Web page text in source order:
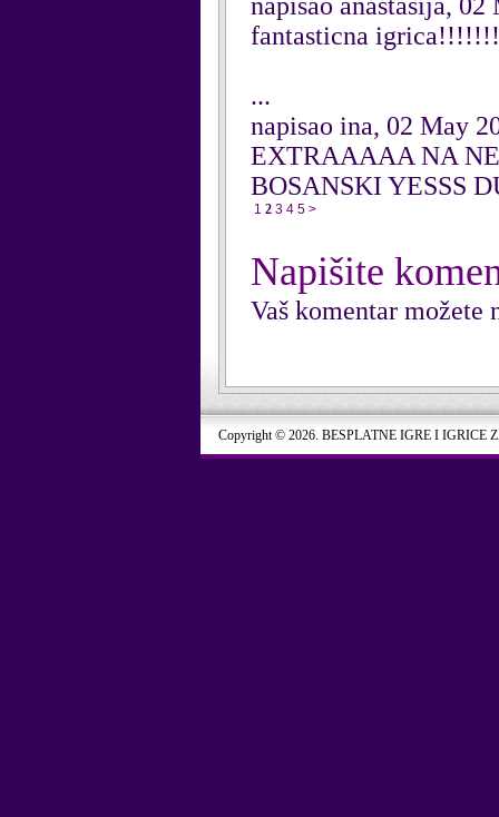
fantasticna
...
napisao ina, 02 May
EXTRAAAAA NA
BOSANSKI YESSS
1 2 3 4 5 >
Napišite
Vaš komentar možete
Copyright © 2026. BESPLATNE IGRE I IGRICE